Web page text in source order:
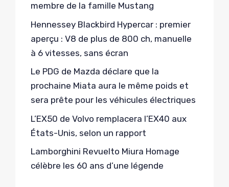
membre de la famille Mustang
Hennessey Blackbird Hypercar : premier
aperçu : V8 de plus de 800 ch, manuelle
à 6 vitesses, sans écran
Le PDG de Mazda déclare que la
prochaine Miata aura le même poids et
sera prête pour les véhicules électriques
L’EX50 de Volvo remplacera l’EX40 aux
États-Unis, selon un rapport
Lamborghini Revuelto Miura Homage
célèbre les 60 ans d’une légende